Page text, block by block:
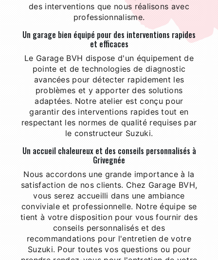
des interventions que nous réalisons avec
professionnalisme.
Un garage bien équipé pour des interventions rapides
et efficaces
Le Garage BVH dispose d'un équipement de
pointe et de technologies de diagnostic
avancées pour détecter rapidement les
problèmes et y apporter des solutions
adaptées. Notre atelier est conçu pour
garantir des interventions rapides tout en
respectant les normes de qualité requises par
le constructeur Suzuki.
Un accueil chaleureux et des conseils personnalisés à
Grivegnée
Nous accordons une grande importance à la
satisfaction de nos clients. Chez Garage BVH,
vous serez accueilli dans une ambiance
conviviale et professionnelle. Notre équipe se
tient à votre disposition pour vous fournir des
conseils personnalisés et des
recommandations pour l'entretien de votre
Suzuki. Pour toutes vos questions ou pour